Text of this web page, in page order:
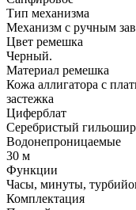
Тип механизма
Механизм с ручным
Цвет ремешка
Черный.
Материал ремешка
Кожа аллигатора с
застежка
Циферблат
Серебристый
Водонепроницаемые
30 м
Функции
Часы, минуты,
Комплектация